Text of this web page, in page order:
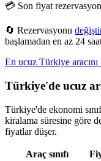
💳 Son fiyat
🔄 Rezervasyonu
başlamadan en az 24
En ucuz Türkiye aracını
Türkiye'de ucuz
Türkiye'de ekonomi
kiralama süresine göre
fiyatlar düşer.
Araç sınıfı